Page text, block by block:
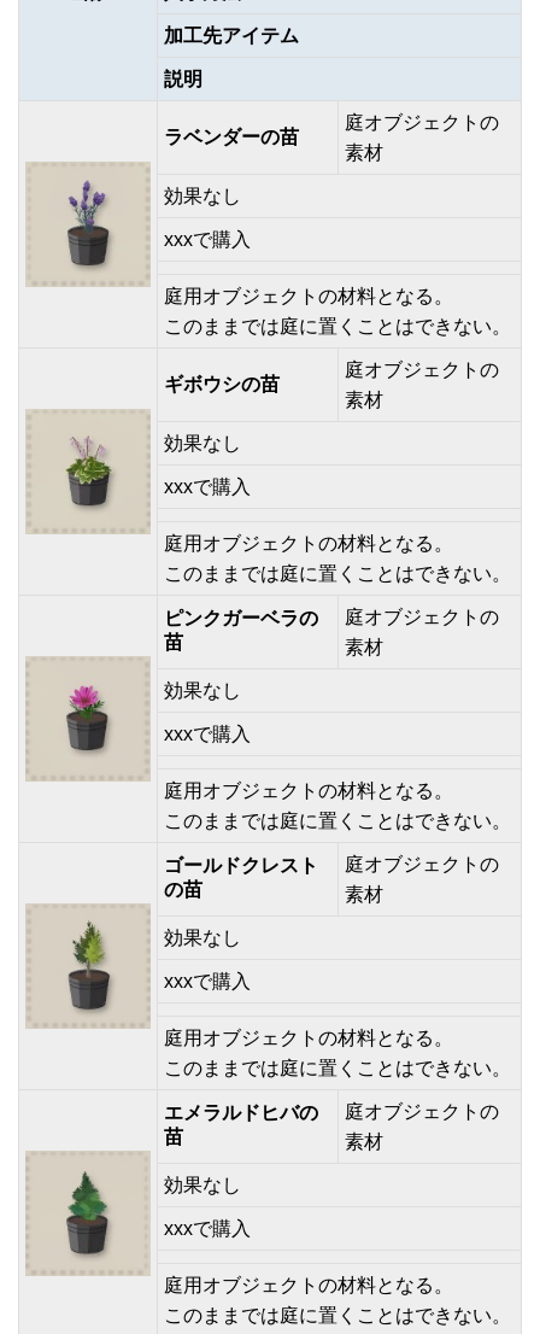
加工先アイテム
説明
ラベンダーの苗
庭オブジェクトの
素材
効果なし
xxxで購入
庭用オブジェクトの材料となる。
このままでは庭に置くことはできない。
ギボウシの苗
庭オブジェクトの
素材
効果なし
xxxで購入
庭用オブジェクトの材料となる。
このままでは庭に置くことはできない。
ピンクガーベラの
苗
庭オブジェクトの
素材
効果なし
xxxで購入
庭用オブジェクトの材料となる。
このままでは庭に置くことはできない。
ゴールドクレスト
の苗
庭オブジェクトの
素材
効果なし
xxxで購入
庭用オブジェクトの材料となる。
このままでは庭に置くことはできない。
エメラルドヒバの
苗
庭オブジェクトの
素材
効果なし
xxxで購入
庭用オブジェクトの材料となる。
このままでは庭に置くことはできない。